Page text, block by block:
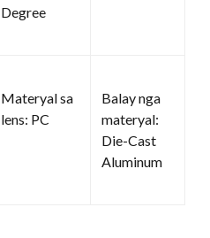
Degree
Materyal sa
lens: PC
Balay nga
materyal:
Die-Cast
Aluminum